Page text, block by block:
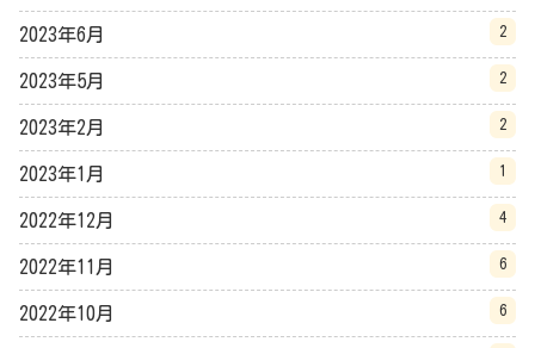
2023年6月 2
2023年5月 2
2023年2月 2
2023年1月 1
2022年12月 4
2022年11月 6
2022年10月 6